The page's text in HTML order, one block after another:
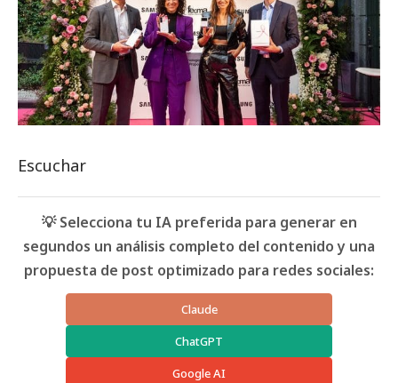
Escuchar
💡 Selecciona tu IA preferida para generar en
segundos un análisis completo del contenido y una
propuesta de post optimizado para redes sociales:
Claude
ChatGPT
Google AI